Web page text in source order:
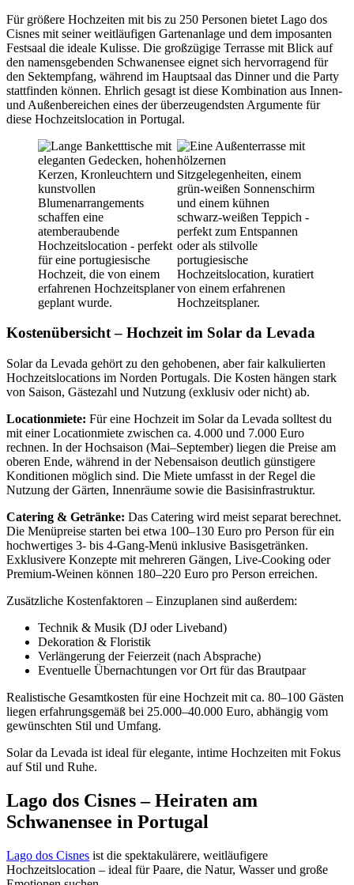
Für größere Hochzeiten mit bis zu 250 Personen bietet Lago dos
Cisnes mit seiner weitläufigen Gartenanlage und dem imposanten
Festsaal die ideale Kulisse. Die großzügige Terrasse mit Blick auf
den namensgebenden Schwanensee eignet sich hervorragend für
den Sektempfang, während im Hauptsaal das Dinner und die Party
stattfinden können. Ehrlich gesagt ist diese Kombination aus Innen-
und Außenbereichen eines der überzeugendsten Argumente für
diese Hochzeitslocation in Portugal.
Kostenübersicht – Hochzeit im Solar da Levada
Solar da Levada gehört zu den gehobenen, aber fair kalkulierten
Hochzeitslocations im Norden Portugals. Die Kosten hängen stark
von Saison, Gästezahl und Nutzung (exklusiv oder nicht) ab.
Locationmiete: Für eine Hochzeit im Solar da Levada solltest du
mit einer Locationmiete zwischen ca. 4.000 und 7.000 Euro
rechnen. In der Hochsaison (Mai–September) liegen die Preise am
oberen Ende, während in der Nebensaison deutlich günstigere
Konditionen möglich sind. Die Miete umfasst in der Regel die
Nutzung der Gärten, Innenräume sowie die Basisinfrastruktur.
Catering & Getränke: Das Catering wird meist separat berechnet.
Die Menüpreise starten bei etwa 100–130 Euro pro Person für ein
hochwertiges 3- bis 4-Gang-Menü inklusive Basisgetränken.
Exklusivere Konzepte mit mehreren Gängen, Live-Cooking oder
Premium-Weinen können 180–220 Euro pro Person erreichen.
Zusätzliche Kostenfaktoren – Einzuplanen sind außerdem:
Technik & Musik (DJ oder Liveband)
Dekoration & Floristik
Verlängerung der Feierzeit (nach Absprache)
Eventuelle Übernachtungen vor Ort für das Brautpaar
Realistische Gesamtkosten für eine Hochzeit mit ca. 80–100 Gästen
liegen erfahrungsgemäß bei 25.000–40.000 Euro, abhängig vom
gewünschten Stil und Umfang.
Solar da Levada ist ideal für elegante, intime Hochzeiten mit Fokus
auf Stil und Ruhe.
Lago dos Cisnes – Heiraten am
Schwanensee in Portugal
Lago dos Cisnes ist die spektakulärere, weitläufigere
Hochzeitslocation – ideal für Paare, die Natur, Wasser und große